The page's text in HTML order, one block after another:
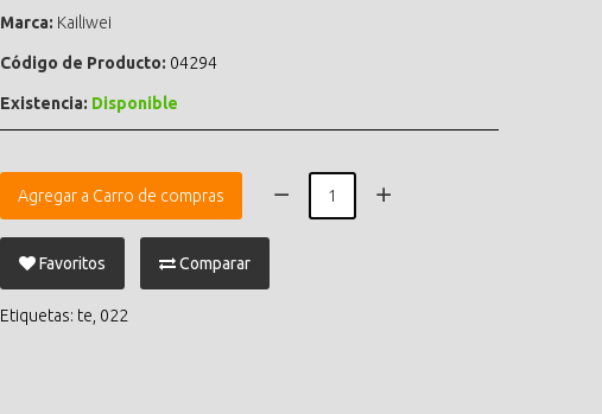
Marca: Kailiwei
Código de Producto: 04294
Existencia: Disponible
Agregar a Carro de compras
Favoritos Comparar
Etiquetas: te 022